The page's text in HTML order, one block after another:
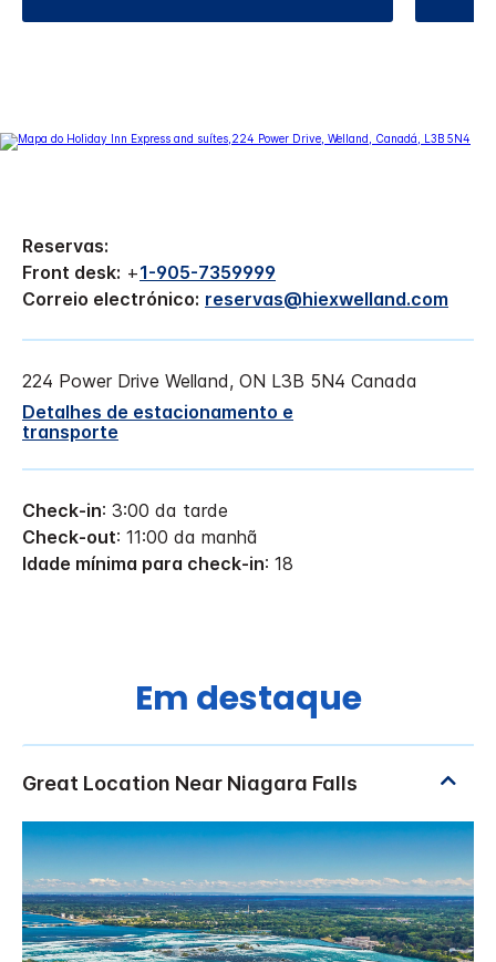
Reservas:
Front desk: +1-905-7359999
Correio electrónico: reservas@hiexwelland.com
224 Power Drive Welland, ON L3B 5N4 Canada
Detalhes de estacionamento e
transporte
Check-in: 3:00 da tarde
Check-out: 11:00 da manhã
Idade mínima para check-in: 18
Em destaque